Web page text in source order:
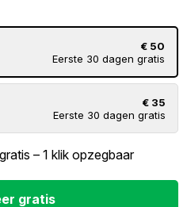
€ 50
Eerste 30 dagen gratis
€ 35
Eerste 30 dagen gratis
– 1 klik opzegbaar
gratis